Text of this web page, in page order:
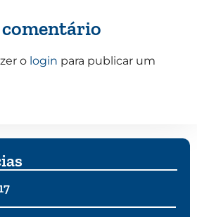
o login para publicar um